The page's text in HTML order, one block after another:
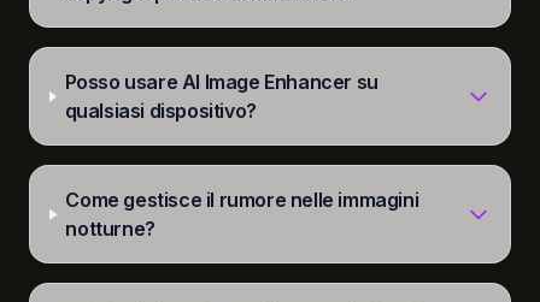
Posso usare AI Image Enhancer su
qualsiasi dispositivo?
Come gestisce il rumore nelle immagini
notturne?